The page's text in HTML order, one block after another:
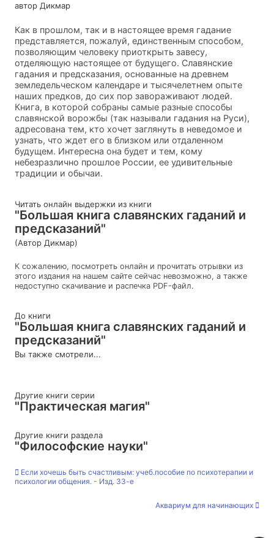
автор Дикмар
Как в прошлом, так и в настоящее время гадание
представляется, пожалуй, единственным способом,
позволяющим человеку приоткрыть завесу,
отделяющую настоящее от будущего. Славянские
гадания и предсказания, основанные на древнем
земледельческом календаре и тысячелетнем опыте
наших предков, до сих пор завораживают людей.
Книга, в которой собраны самые разные способы
славянской ворожбы (так называли гадания на Руси),
адресована тем, кто хочет заглянуть в неведомое и
узнать, что ждет его в близком или отдаленном
будущем. Интересна она будет и тем, кому
небезразлично прошлое России, ее удивительные
традиции и обычаи.
Читать онлайн выдержки из книги
"Большая книга славянских гаданий и
предсказаний"
(Автор Дикмар)
К сожалению, посмотреть онлайн и прочитать отрывки из
этого издания на нашем сайте сейчас невозможно, а также
недоступно скачивание и распечка PDF-файл.
До книги
"Большая книга славянских гаданий и
предсказаний"
Вы также смотрели...
Другие книги серии
"Практическая магия"
Другие книги раздела
"Философские науки"
Если хочешь быть счастливым: учеб.пособие по психотерапии и
психологии общения. - Изд. 33-е
Аквариум для начинающих